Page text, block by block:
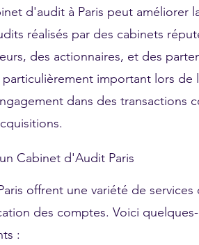
d'audit à Paris peut améliorer
réalisés par des cabinets
des actionnaires, et des
important lors de
dans des transactions
offrent une variété de services
des comptes. Voici
:
Cabinet d'Audit Paris